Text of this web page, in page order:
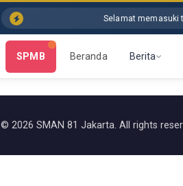
Selamat memasuki
SPMB Beranda Berita
© 2026 SMAN 81 Jakarta. All rights